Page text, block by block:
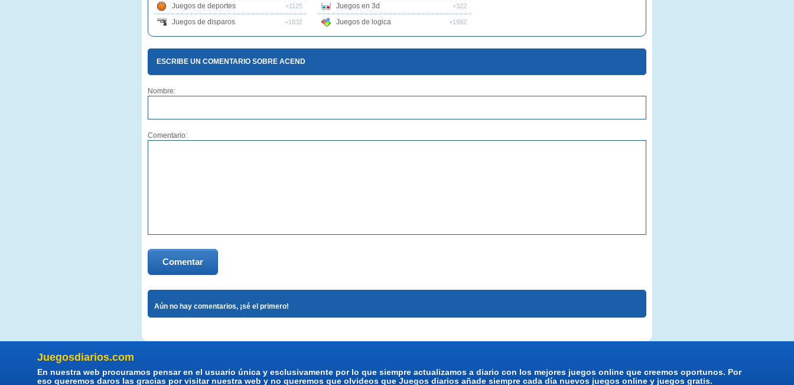
Juegos de deportes +1125
Juegos de disparos +1832
Juegos en 3d +322
Juegos de logica +1982
ESCRIBE UN COMENTARIO SOBRE ACEND
Nombre:
Comentario:
Comentar
Aún no hay comentarios, ¡sé el primero!
Juegosdiarios.com
En nuestra web procuramos pensar en el usuario única y esclusivamente por lo que siempre actualizamos a diario con los mejores juegos online que creemos oportunos. Por
eso queremos daros las gracias por visitar nuestra web y no queremos que olvideos que Juegos diarios añade siempre cada día nuevos juegos online y juegos gratis.